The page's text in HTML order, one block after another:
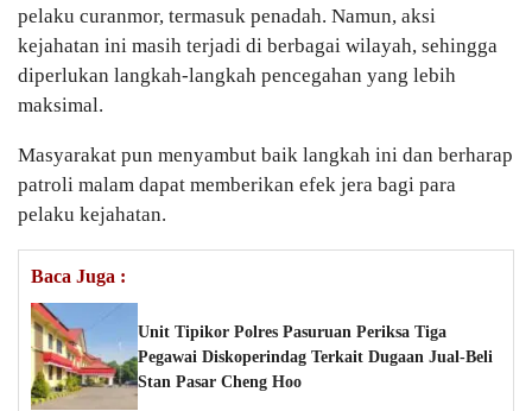
pelaku curanmor, termasuk penadah. Namun, aksi
kejahatan ini masih terjadi di berbagai wilayah, sehingga
diperlukan langkah-langkah pencegahan yang lebih
maksimal.
Masyarakat pun menyambut baik langkah ini dan berharap
patroli malam dapat memberikan efek jera bagi para
pelaku kejahatan.
Baca Juga :
Unit Tipikor Polres Pasuruan Periksa Tiga
Pegawai Diskoperindag Terkait Dugaan Jual-Beli
Stan Pasar Cheng Hoo